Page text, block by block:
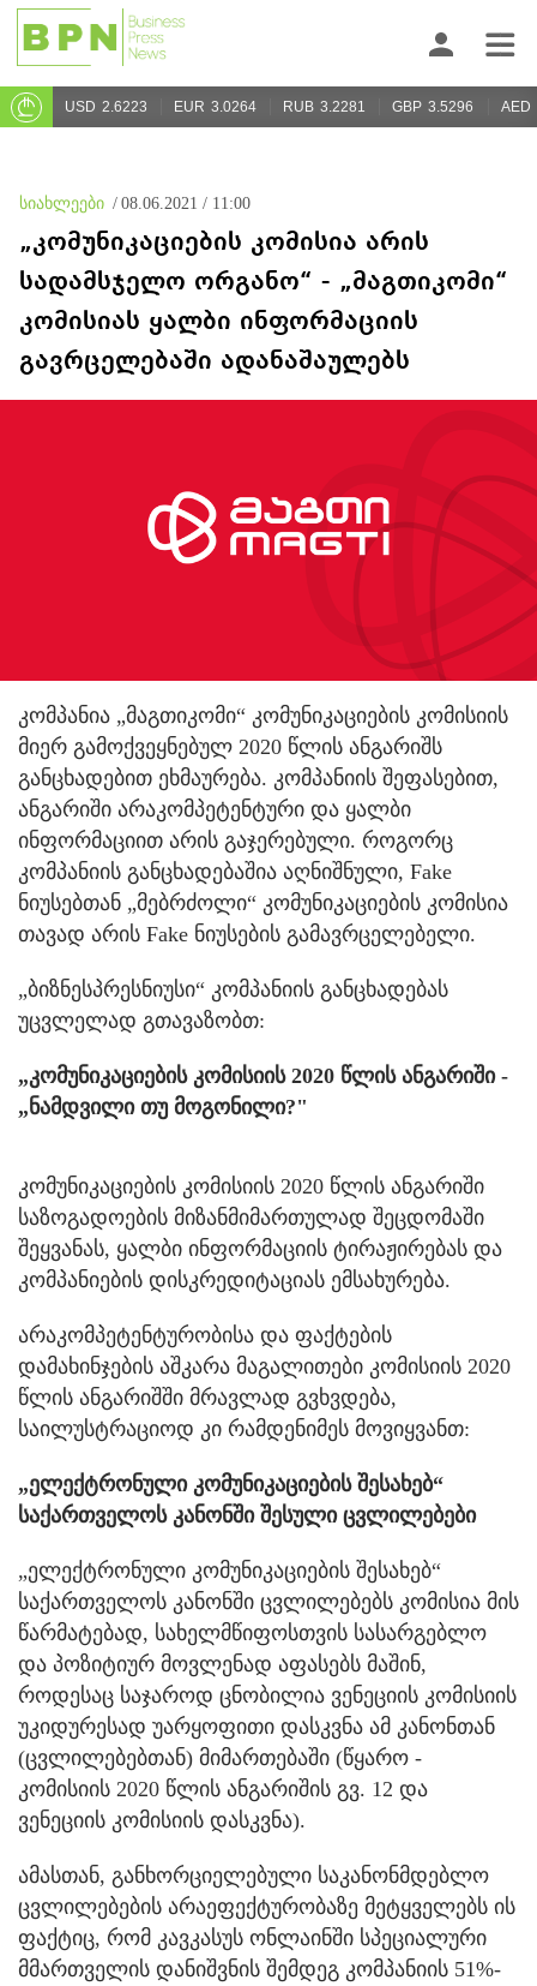
USD 2.6223 EUR 3.0264 RUB 3.2281 GBP 3.5296 AED
სიახლეები / 08.06.2021 / 11:00
„კომუნიკაციების კომისია არის
სადამსჯელო ორგანო“ - „მაგთიკომი“
კომისიას ყალბი ინფორმაციის
გავრცელებაში ადანაშაულებს
კომპანია „მაგთიკომი“ კომუნიკაციების კომისიის
მიერ გამოქვეყნებულ 2020 წლის ანგარიშს
განცხადებით ეხმაურება. კომპანიის შეფასებით,
ანგარიში არაკომპეტენტური და ყალბი
ინფორმაციით არის გაჯერებული. როგორც
კომპანიის განცხადებაშია აღნიშნული, Fake
ნიუსებთან „მებრძოლი“ კომუნიკაციების კომისია
თავად არის Fake ნიუსების გამავრცელებელი.
„ბიზნესპრესნიუსი“ კომპანიის განცხადებას
უცვლელად გთავაზობთ:
„კომუნიკაციების კომისიის 2020 წლის ანგარიში -
„ნამდვილი თუ მოგონილი?"
კომუნიკაციების კომისიის 2020 წლის ანგარიში
საზოგადოების მიზანმიმართულად შეცდომაში
შეყვანას, ყალბი ინფორმაციის ტირაჟირებას და
კომპანიების დისკრედიტაციას ემსახურება.
არაკომპეტენტურობისა და ფაქტების
დამახინჯების აშკარა მაგალითები კომისიის 2020
წლის ანგარიშში მრავლად გვხვდება,
საილუსტრაციოდ კი რამდენიმეს მოვიყვანთ:
„ელექტრონული კომუნიკაციების შესახებ“
საქართველოს კანონში შესული ცვლილებები
„ელექტრონული კომუნიკაციების შესახებ“
საქართველოს კანონში ცვლილებებს კომისია მის
წარმატებად, სახელმწიფოსთვის სასარგებლო
და პოზიტიურ მოვლენად აფასებს მაშინ,
როდესაც საჯაროდ ცნობილია ვენეციის კომისიის
უკიდურესად უარყოფითი დასკვნა ამ კანონთან
(ცვლილებებთან) მიმართებაში (წყარო -
კომისიის 2020 წლის ანგარიშის გვ. 12 და
ვენეციის კომისიის დასკვნა).
ამასთან, განხორციელებული საკანონმდებლო
ცვლილებების არაეფექტურობაზე მეტყველებს ის
ფაქტიც, რომ კავკასუს ონლაინში სპეციალური
მმართველის დანიშვნის შემდეგ კომპანიის 51%-